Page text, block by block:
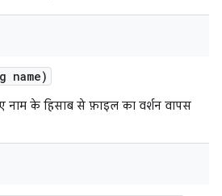
name)
नाम के हिसाब से फ़ाइल का वर्शन वापस